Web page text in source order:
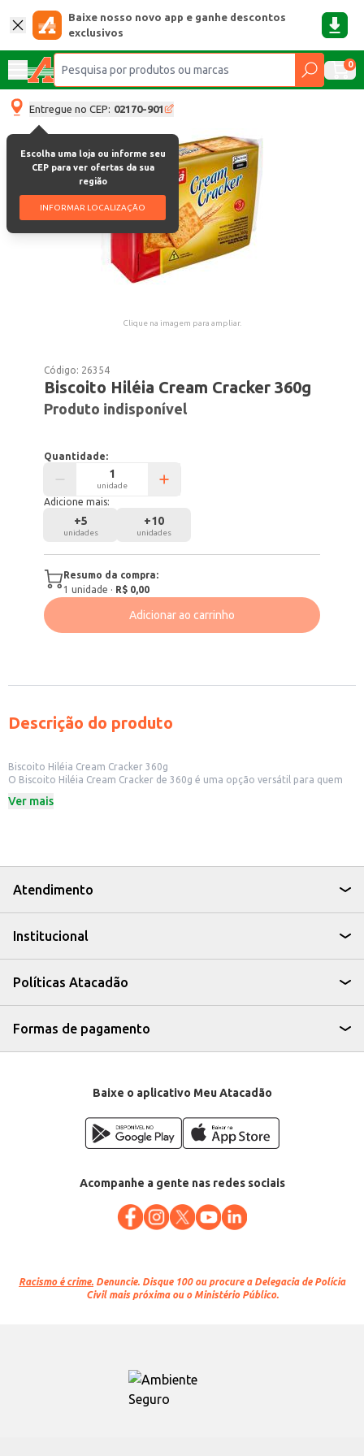
Baixe nosso novo app e ganhe descontos
exclusivos
0
Entregue no CEP: 02170-901
Escolha uma loja ou informe seu
CEP para ver ofertas da sua
região
INFORMAR LOCALIZAÇÃO
Clique na imagem para ampliar.
Código: 26354
Biscoito Hiléia Cream Cracker 360g
Produto indisponível
Quantidade:
unidade
Adicione mais:
+5
unidades
+10
unidades
Resumo da compra:
1 unidade · R$ 0,00
Adicionar ao carrinho
Descrição do produto
Biscoito Hiléia Cream Cracker 360g
O Biscoito Hiléia Cream Cracker de 360g é uma opção versátil para quem
próprio, lanches rápidos ou para compor cestas de café da manhã em
Pode ser servido em eventos e reuniões informais.
Ideal para revenda em mercados e estabelecimentos comerciais.
Com o Biscoito Hiléia Cream Cracker, você tem um produto saboroso e
Ver mais
Atendimento
Institucional
Políticas Atacadão
Formas de pagamento
Baixe o aplicativo Meu Atacadão
Acompanhe a gente nas redes sociais
Racismo é crime. Denuncie. Disque 100 ou procure a Delegacia de Polícia
Civil mais próxima ou o Ministério Público.